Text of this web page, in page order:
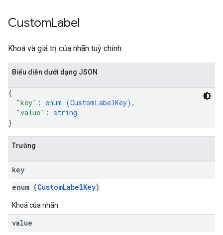
CustomLabel
Khoá và giá trị của nhãn tuỳ chỉnh.
Biểu diễn dưới dạng JSON
{
"key" : enum (CustomLabelKey) ,
"value" : string
}
Trường
key
enum (CustomLabelKey)
Khoá của nhãn.
value